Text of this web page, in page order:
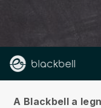
A Blackbell a